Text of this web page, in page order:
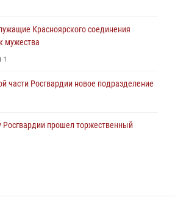
соединения Росгвардии
детей с тонкостями РХБ защиты
2
Красноярского соединения
мужества
1
части Росгвардии новое подразделение
Росгвардии прошел торжественный